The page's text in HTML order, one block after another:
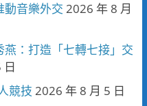
動音樂外交 2026 年 8 月
：打造「七轉七接」交
日
競技 2026 年 8 月 5 日